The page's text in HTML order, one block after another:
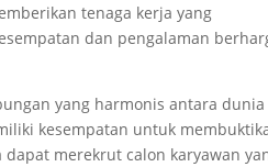
tenaga kerja yang
dan pengalaman
yang harmonis antara dunia
kesempatan untuk
merekrut calon karyawan